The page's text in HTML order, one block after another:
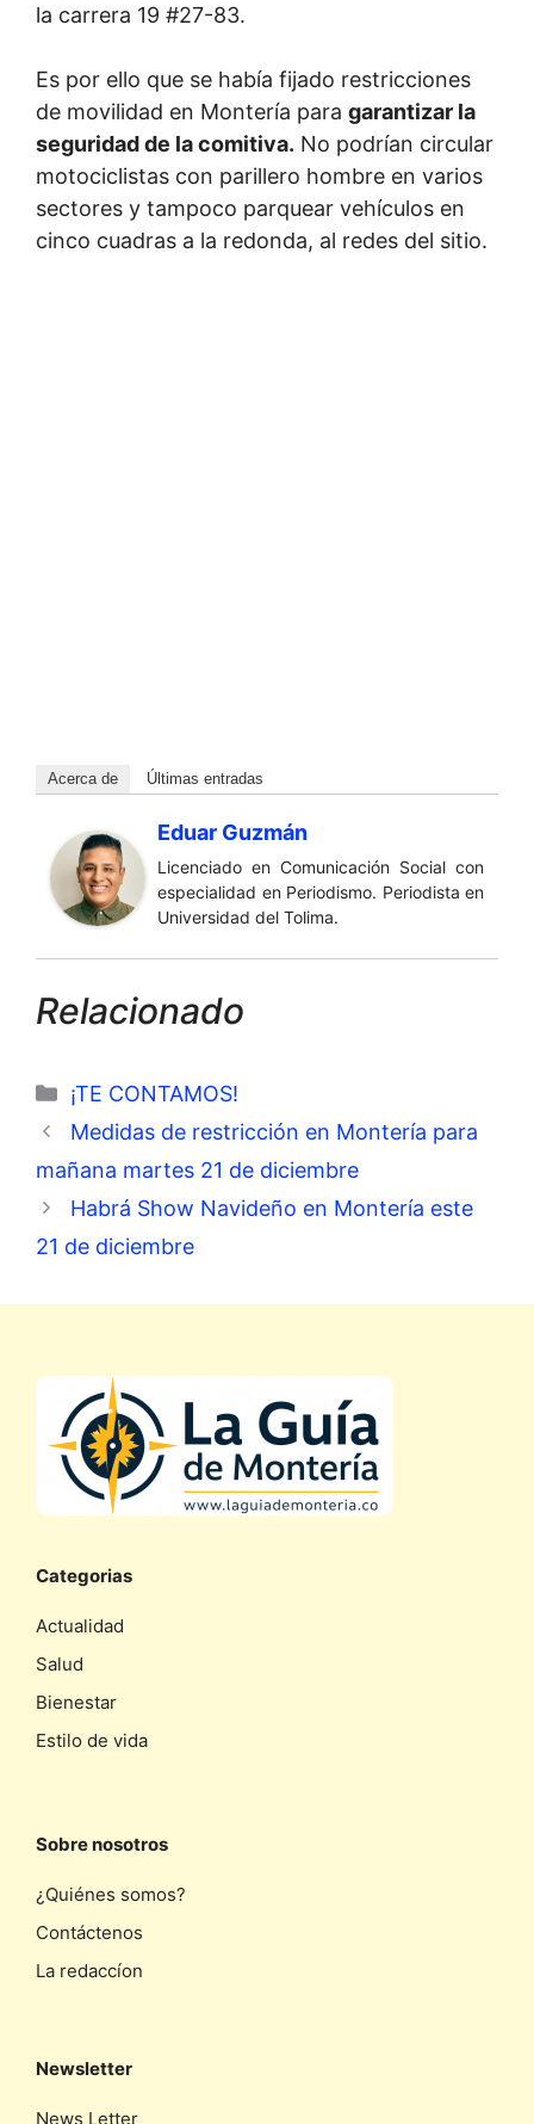
la carrera 19 #27-83.
Es por ello que se había fijado restricciones
de movilidad en Montería para garantizar la
seguridad de la comitiva. No podrían circular
motociclistas con parillero hombre en varios
sectores y tampoco parquear vehículos en
cinco cuadras a la redonda, al redes del sitio.
Acerca de Últimas entradas
Eduar Guzmán
Licenciado en Comunicación Social con
especialidad en Periodismo. Periodista en
Universidad del Tolima.
Relacionado
Categorías
¡TE CONTAMOS!
Medidas de restricción en Montería para
mañana martes 21 de diciembre
Habrá Show Navideño en Montería este
21 de diciembre
Categorias
Actualidad
Salud
Bienestar
Estilo de vida
Sobre nosotros
¿Quiénes somos?
Contáctenos
La redaccíon
Newsletter
News Letter